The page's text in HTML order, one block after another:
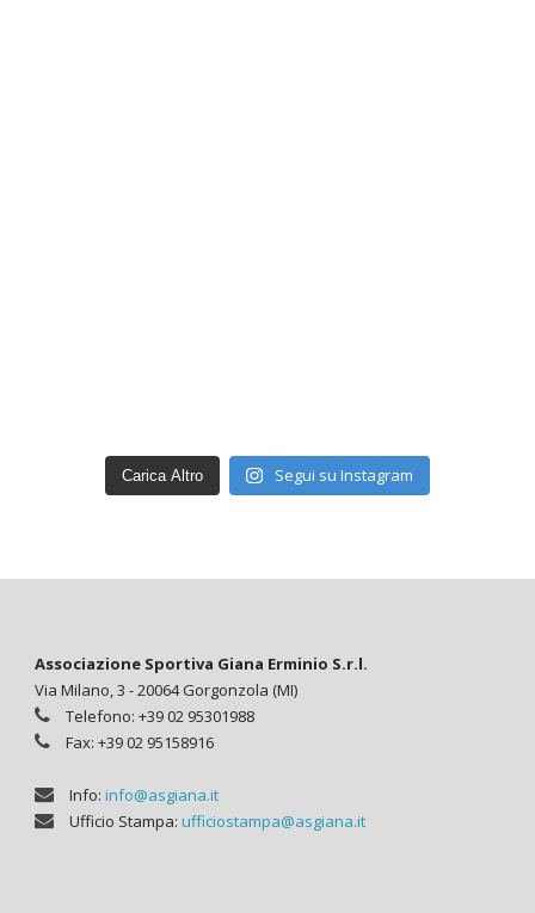
Carica Altro Segui su Instagram
Associazione Sportiva Giana Erminio S.r.l.
Via Milano, 3 - 20064 Gorgonzola (MI)
Telefono: +39 02 95301988
Fax: +39 02 95158916
Info: info@asgiana.it
Ufficio Stampa: ufficiostampa@asgiana.it